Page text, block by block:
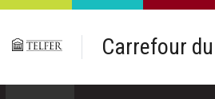
Passer au contenu principal
Carrefour